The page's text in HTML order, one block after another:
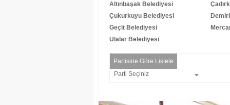
Altınbaşak Belediyesi
Çukurkuyu Belediyesi
Geçit Belediyesi
Ulalar Belediyesi
Partisine Göre Listele
Parti Seçiniz